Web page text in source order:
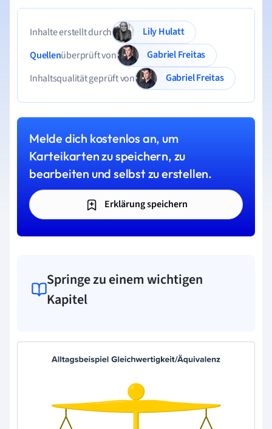
Inhalte erstellt durch
Lily Hulatt
Quellenüberprüft von
Gabriel Freitas
Inhaltsqualität geprüft von
Gabriel Freitas
Melde dich kostenlos an, um
Karteikarten zu speichern, zu
bearbeiten und selbst zu erstellen.
Erklärung speichern
Springe zu einem wichtigen
Kapitel